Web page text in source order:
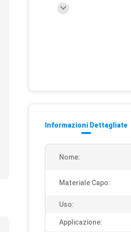
Informazioni Dettagliate
Nome:
Materiale Capo:
Uso:
Applicazione: